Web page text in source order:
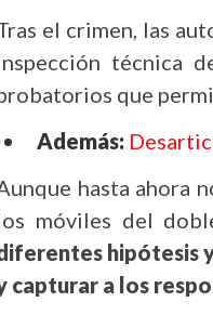
el crimen, las
técnica
que
Además:
hasta ahora
móviles del
hipótesis
capturar a los